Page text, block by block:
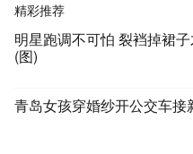
精彩推荐
明星跑调不可怕 裂裆掉裙
(图)
青岛女孩穿婚纱开公交车接